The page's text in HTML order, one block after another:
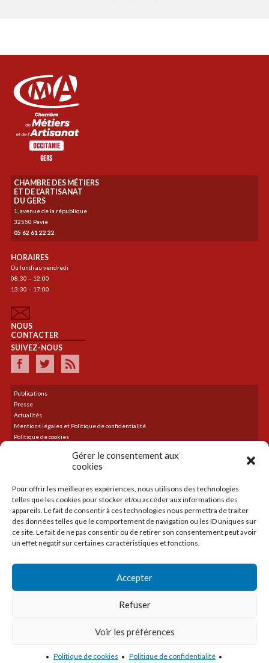
Gérer le consentement aux
cookies
Pour offrir les meilleures expériences, nous utilisons des technologies
telles que les cookies pour stocker et/ou accéder aux informations des
appareils. Le fait de consentir à ces technologies nous permettra de traiter
des données telles que le comportement de navigation ou les ID uniques sur
ce site. Le fait de ne pas consentir ou de retirer son consentement peut avoir
un effet négatif sur certaines caractéristiques et fonctions.
Accepter
Refuser
Voir les préférences
Politique de cookies Politique de confidentialité
CHAMBRE DES MÉTIERS
ET DE L’ARTISANAT
DU GERS
1, avenue de la république
32550 Pavie
05 62 61 22 22
HORAIRES
Du lundi au vendredi
08:30 – 12:00
13:30 – 17:00
NOUS
CONTACTER
SUIVEZ-NOUS
Publications
Presse
Actualités
Mentions légales et Politique de confidentialité
Politique de cookies
DERNIER TWEET
Le flux Twitter n’est pas disponible pour le moment.
CRÉER
design :micromu.fr2017 © CMA Gers